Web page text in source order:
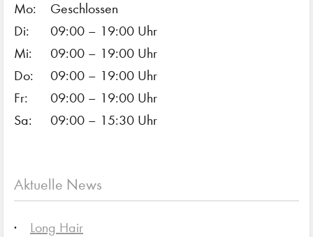
Mo:
Geschlossen
Di:
09:00 – 19:00 Uhr
Mi:
09:00 – 19:00 Uhr
Do:
09:00 – 19:00 Uhr
Fr:
09:00 – 19:00 Uhr
Sa:
09:00 – 15:30 Uhr
Aktuelle News
Long Hair